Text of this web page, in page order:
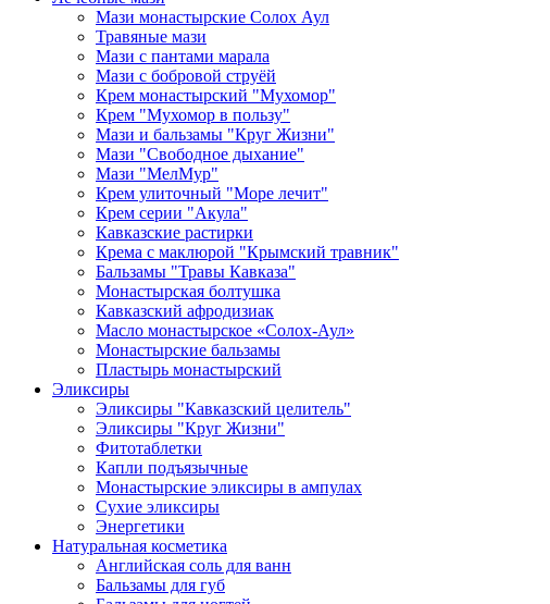
Мази монастырские Солох Аул
Травяные мази
Мази с пантами марала
Мази с бобровой струёй
Крем монастырский "Мухомор"
Крем "Мухомор в пользу"
Мази и бальзамы "Круг Жизни"
Мази "Свободное дыхание"
Мази "МелМур"
Крем улиточный "Море лечит"
Крем серии "Акула"
Кавказские растирки
Крема с маклюрой "Крымский травник"
Бальзамы "Травы Кавказа"
Монастырская болтушка
Кавказский афродизиак
Масло монастырское «Солох-Аул»
Монастырские бальзамы
Пластырь монастырский
Эликсиры
Эликсиры "Кавказский целитель"
Эликсиры "Круг Жизни"
Фитотаблетки
Капли подъязычные
Монастырские эликсиры в ампулах
Сухие эликсиры
Энергетики
Натуральная косметика
Английская соль для ванн
Бальзамы для губ